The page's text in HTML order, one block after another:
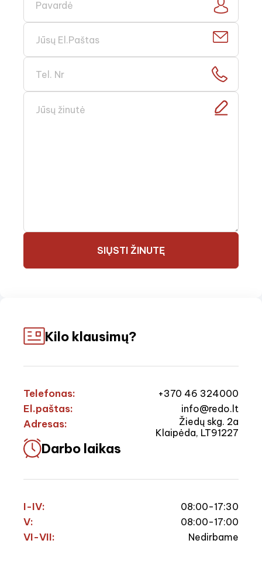
SIŲSTI ŽINUTĘ
Kilo klausimų?
Telefonas: +370 46 324000
El.paštas: info@redo.lt
Adresas:
Žiedų skg. 2a
Klaipėda, LT91227
Darbo laikas
I-IV: 08:00-17:30
V: 08:00-17:00
VI-VII: Nedirbame